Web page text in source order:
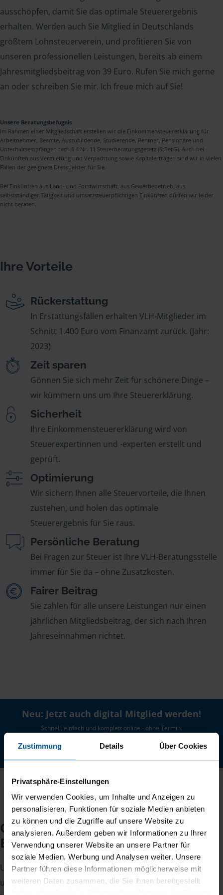
Zustimmung Details Über Cookies
Privatsphäre-Einstellungen
Wir verwenden Cookies, um Inhalte und Anzeigen zu
personalisieren, Funktionen für soziale Medien anbieten
zu können und die Zugriffe auf unsere Website zu
analysieren. Außerdem geben wir Informationen zu Ihrer
Verwendung unserer Website an unsere Partner für
soziale Medien, Werbung und Analysen weiter. Unsere
Partner führen diese Informationen möglicherweise mit
weiteren Daten zusammen, die Sie ihnen bereitgestellt
ausschöpfen, damit Sie das optimale Steuerergebnis
erhalten. Werden auch Sie Mitglied in Deutschlands
größtem Lohnsteuerverein, und profitieren Sie von
unseren professionellen Leistungen, bereits ab einem
Jahresmitgliedsbeitrag von 39 Euro. Rufen Sie mich gerne
an oder schreiben Sie mir. Ich freue mich auf Sie!
Unsere Beratungsbefugnis
Im Rahmen einer Mitgliedschaft erstellen wir die Einkommensteuererklärung für
Arbeitnehmer, Beamte, Auszubildende, Studierende, Rentner, Pensionäre und
Unterhaltsempfänger nach § 4 Nr. 11 Steuerberatungsgesetz (StBerG). Auch bei
Einkünften aus Vermietung und Verpachtung sowie Kapitalerträgen sind wir in vielen
Fällen der geeignete Dienstleister für Sie.
Bei Einkünften aus Land- und Forstwirtschaft, aus Gewerbebetrieb, aus
selbstständiger Tätigkeit und umsatzsteuerpflichtigen Einkünften dürfen wir leider
nicht beraten.
Ihre Vorteile
Rückerstattung
In Erstattungsfällen erhalten VLH-Mitglieder im
Schnitt 1.400 Euro vom Finanzamt zurück. (Jahr:
2023)
Zeit sparen
Gönnen Sie sich mehr Zeit für schönere Dinge –
wir kümmern uns um Ihre Steuererklärung.
Sicherheit
Ihre Einkommensteuererklärung wird von
Steuerexpertinnen und -experten erstellt und
geprüft.
Optimierung
Wir sichern Ihnen alle Steuervorteile, die Ihnen
zustehen, und holen das optimale
Steuerergebnis für Sie raus.
Persönliche Beratung
Bei Fragen zur Steuer ist Ihre VLH-Beratungsstelle
immer für Sie da – ohne Zusatzkosten.
Fairer Beitrag
Sie zahlen für alle unsere Leistungen nur einen
jährlichen Mitgliedsbeitrag, der sich nach Ihren
Jahreseinnahmen richtet.
Neu: Jetzt auch digital Mitglied werden!
Schnell, einfach und komplett online - ohne Termin.
Jetzt digital starten
Checkliste für Ihr
Beratungsgespräch
Um Ihre Steuererklärung erstellen zu können, benötigen
unsere Beraterinnen und Berater eine Reihe von